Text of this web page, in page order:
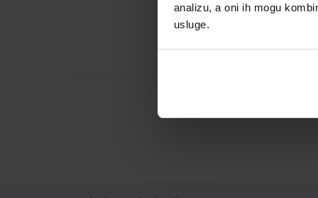
analizu, a oni ih mogu
usluge.